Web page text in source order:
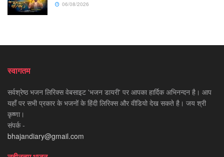
06/08/2026
स्वागतम
सर्वश्रेष्ठ भजन लिरिक्स वेबसाइट 'भजन डायरी' पर आपका हार्दिक अभिनन्दन है। आप
यहाँ पर सभी प्रकार के भजनों के हिंदी लिरिक्स और वीडियो देख सकते है। जय श्री
कृष्णा।
संपर्क -
bhajandiary@gmail.com